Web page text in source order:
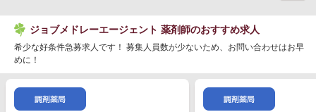
ジョブメドレーエージェント 薬剤師のおすすめ求人
希少な好条件急募求人です！ 募集人員数が少ないため、お問い合わせはお早
めに！